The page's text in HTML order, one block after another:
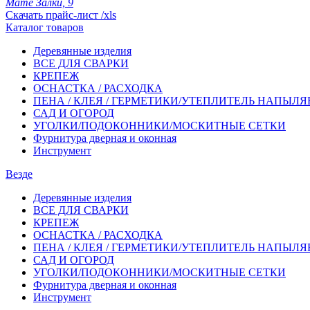
Скачать прайс-лист /xls
Каталог товаров
Деревянные изделия
ВСЕ ДЛЯ СВАРКИ
КРЕПЕЖ
ОСНАСТКА / РАСХОДКА
ПЕНА / КЛЕЯ / ГЕРМЕТИКИ/УТЕПЛИТЕЛЬ
САД И ОГОРОД
УГОЛКИ/ПОДОКОННИКИ/МОСКИТНЫЕ СЕТКИ
Фурнитура дверная и оконная
Инструмент
Везде
Деревянные изделия
ВСЕ ДЛЯ СВАРКИ
КРЕПЕЖ
ОСНАСТКА / РАСХОДКА
ПЕНА / КЛЕЯ / ГЕРМЕТИКИ/УТЕПЛИТЕЛЬ
САД И ОГОРОД
УГОЛКИ/ПОДОКОННИКИ/МОСКИТНЫЕ СЕТКИ
Фурнитура дверная и оконная
Инструмент